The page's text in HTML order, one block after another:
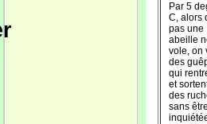
Par 5
C, alors
pas une
abeille
vole, on
des
qui
et
des
sans